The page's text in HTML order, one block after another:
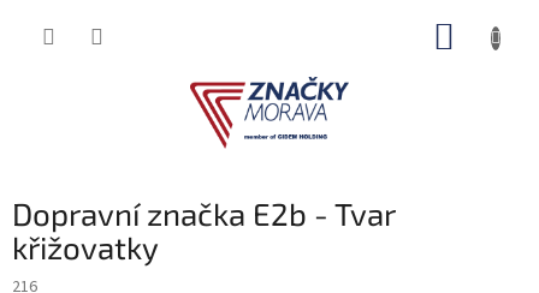
Dopravní značka E2b - Tvar
křižovatky
216